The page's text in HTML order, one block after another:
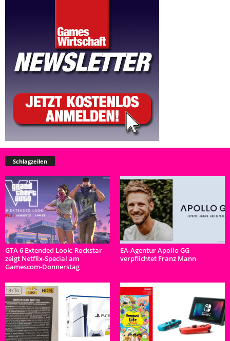
Schlagzeilen
GTA 6 Extended Look: Rockstar
zeigt Netflix-Special am
Gamescom-Donnerstag
EA-Agentur Apollo GG
verpflichtet Franz Mann